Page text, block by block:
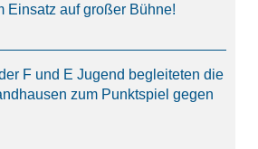
Einsatz auf großer Bühne!
F und E Jugend begleiteten die
zum Punktspiel gegen